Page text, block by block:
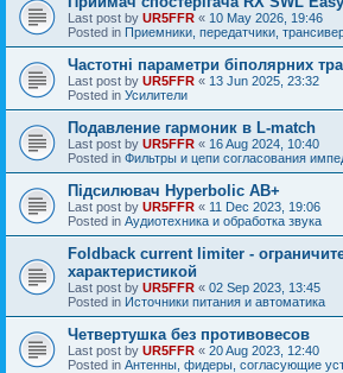
Last post by UR5FFR « 10 May 2026, 19:46
Posted in Приемники, передатчики,
Частотні параметри біполярних
Last post by UR5FFR « 13 Jun 2025, 23:32
Posted in Усилители
Подавление гармоник в L-match
Last post by UR5FFR « 16 Aug 2024, 10:40
Posted in Фильтры и цепи согласования
Підсилювач Hyperbolic AB+
Last post by UR5FFR « 11 Dec 2023, 19:06
Posted in Аудиотехника и обработка звука
Foldback current limiter -
характеристикой
Last post by UR5FFR « 02 Sep 2023, 13:45
Posted in Источники питания и автоматика
Четвертушка без противовесов
Last post by UR5FFR « 20 Aug 2023, 12:40
Posted in Антенны, фидеры, согласующие